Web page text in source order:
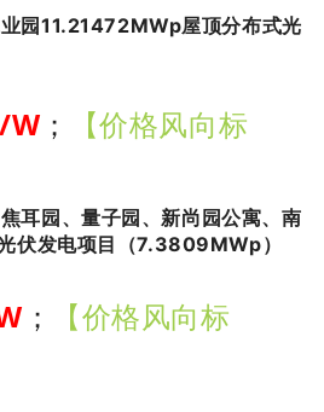
园11.21472MWp屋顶分布式光
W ；
【价格风向标
耳园、量子园、新尚园公寓、南
伏发电项目（7.3809MWp）
；
【价格风向标